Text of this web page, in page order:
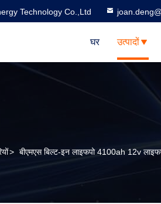
Technology Co.,Ltd
घर उत्पादों
> बीएमएस बिल्ट-इन लाइफपो 4100ah 12v